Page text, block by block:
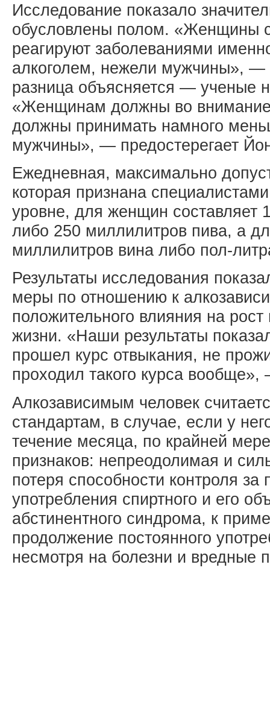
Исследование показало
обусловлены полом. «Женщины
реагируют заболеваниями
алкоголем, нежели мужчины», —
разница объясняется — ученые
«Женщинам должны во внимание
должны принимать намного
мужчины», — предостерегает
Ежедневная, максимально
которая признана
уровне, для женщин составляет
либо 250 миллилитров пива, а
миллилитров вина либо пол-
Результаты исследования
меры по отношению к
положительного влияния на
жизни. «Наши результаты
прошел курс отвыкания, не
проходил такого курса
Алкозависимым человек
стандартам, в случае, если у
течение месяца, по крайней
признаков: непреодолимая и
потеря способности контроля
употребления спиртного и его
абстинентного синдрома, к
продолжение постоянного
несмотря на болезни и вредные